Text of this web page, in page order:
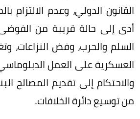
القانون الدولي، وعدم الالتزام
أدى إلى حالة قريبة من
السلم والحرب، وفض النزاعات،
العسكرية على العمل
والاحتكام إلى تقديم المصالح
من توسيع دائرة الخلافات.